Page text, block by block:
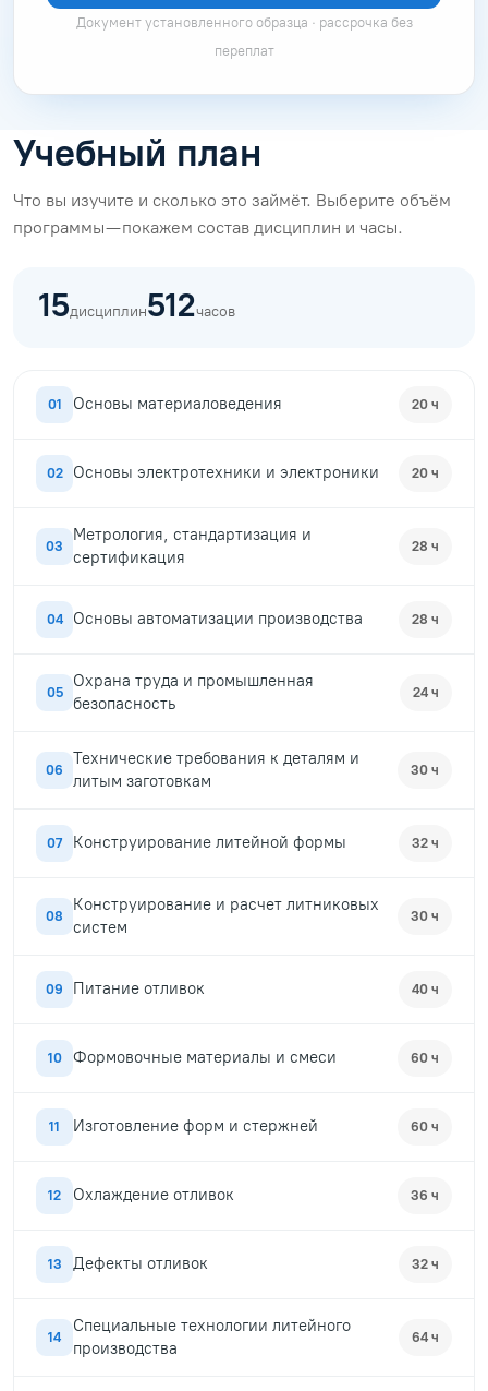
Документ установленного образца · рассрочка без
переплат
Учебный план
Что вы изучите и сколько это займёт. Выберите объём
программы — покажем состав дисциплин и часы.
15дисциплин512часов
01 Основы материаловедения 20 ч
02 Основы электротехники и электроники 20 ч
03
Метрология, стандартизация и
сертификация
28 ч
04 Основы автоматизации производства 28 ч
05
Охрана труда и промышленная
безопасность
24 ч
06
Технические требования к деталям и
литым заготовкам
30 ч
07 Конструирование литейной формы 32 ч
08
Конструирование и расчет литниковых
систем
30 ч
09 Питание отливок 40 ч
10 Формовочные материалы и смеси 60 ч
11 Изготовление форм и стержней 60 ч
12 Охлаждение отливок 36 ч
13 Дефекты отливок 32 ч
14
Специальные технологии литейного
производства
64 ч